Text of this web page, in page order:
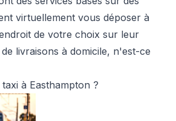
virtuellement vous déposer à
de votre choix sur leur
livraisons à domicile, n'est-ce
à Easthampton ?